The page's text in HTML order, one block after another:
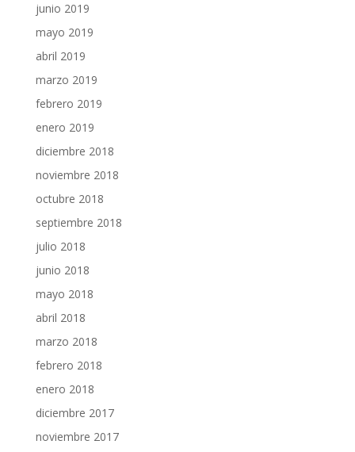
junio 2019
mayo 2019
abril 2019
marzo 2019
febrero 2019
enero 2019
diciembre 2018
noviembre 2018
octubre 2018
septiembre 2018
julio 2018
junio 2018
mayo 2018
abril 2018
marzo 2018
febrero 2018
enero 2018
diciembre 2017
noviembre 2017